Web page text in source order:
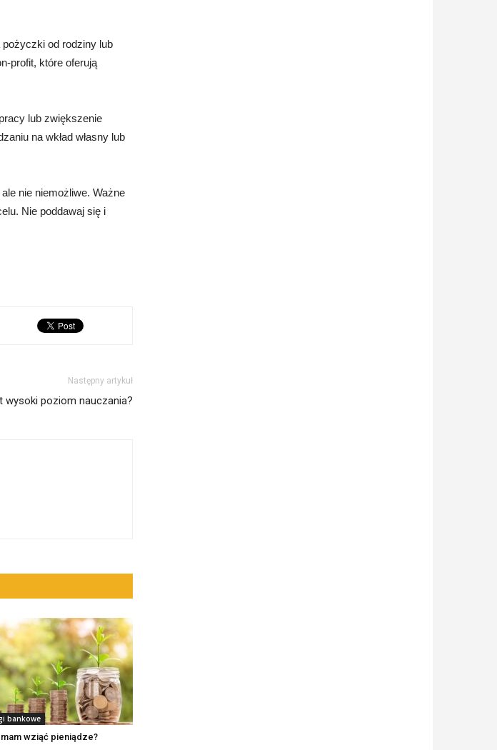
od rodziny lub
profit, które oferują
lub zwiększenie
na wkład własny lub
nie niemożliwe. Ważne
Nie poddawaj się i
Następny artykuł
wysoki poziom nauczania?
bankowe
wziąć pieniądze?